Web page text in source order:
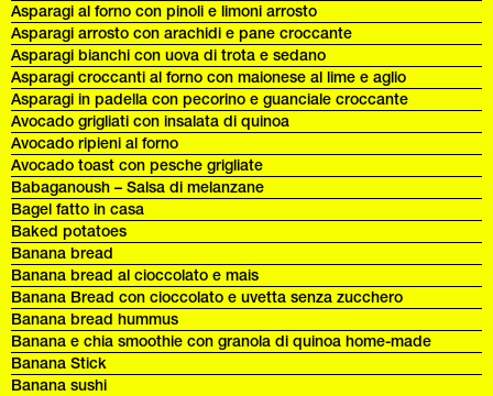
Asparagi al forno con pinoli e limoni arrosto
Asparagi arrosto con arachidi e pane croccante
Asparagi bianchi con uova di trota e sedano
Asparagi croccanti al forno con maionese al lime e aglio
Asparagi in padella con pecorino e guanciale croccante
Avocado grigliati con insalata di quinoa
Avocado ripieni al forno
Avocado toast con pesche grigliate
Babaganoush – Salsa di melanzane
Bagel fatto in casa
Baked potatoes
Banana bread
Banana bread al cioccolato e mais
Banana Bread con cioccolato e uvetta senza zucchero
Banana bread hummus
Banana e chia smoothie con granola di quinoa home-made
Banana Stick
Banana sushi